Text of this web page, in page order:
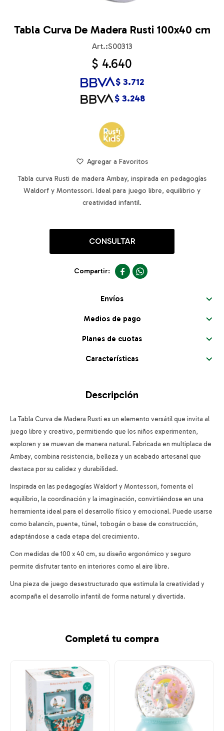
Tabla Curva De Madera Rusti 100x40 cm
S00313
$ 4.640
$ 3.248
$ 3.712
Tabla curva Rusti de madera Ambay, inspirada en pedagogías
Waldorf y Montessori. Ideal para juego libre, equilibrio y
creatividad infantil.
CONSULTAR
 
Envíos
Medios de pago
Planes de cuotas
Características
Descripción
La Tabla Curva de Madera Rusti es un elemento versátil que invita al
juego libre y creativo, permitiendo que los niños experimenten,
exploren y se muevan de manera natural. Fabricada en multiplaca de
Ambay, combina resistencia, belleza y un acabado artesanal que
destaca por su calidez y durabilidad.
Inspirada en las pedagogías Waldorf y Montessori, fomenta el
equilibrio, la coordinación y la imaginación, convirtiéndose en una
herramienta ideal para el desarrollo físico y emocional. Puede usarse
como balancín, puente, túnel, tobogán o base de construcción,
adaptándose a cada etapa del crecimiento.
Con medidas de 100 x 40 cm, su diseño ergonómico y seguro
permite disfrutar tanto en interiores como al aire libre.
Una pieza de juego desestructurado que estimula la creatividad y
acompaña el desarrollo infantil de forma natural y divertida.
Completá tu compra